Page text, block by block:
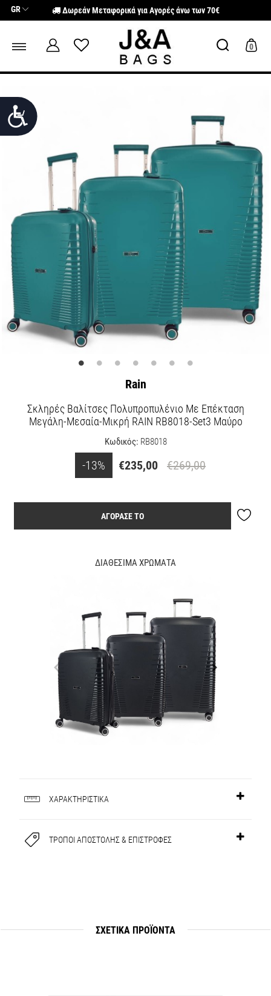
Σημείωση:
Αυτός
περιλαμβάνει
προσβασιμότητας.
Προσιτότητα
GR Δωρεάν Μεταφορικά για Αγορές άνω των 70€
0
Rain
Σκληρές Βαλίτσες Πολυπροπυλένιο Με Επέκταση
Μεγάλη-Μεσαία-Μικρή RAIN RB8018-Set3 Μαύρο
Κωδικός: RB8018
-13% €235,00 €269,00
ΑΓΟΡΑΣΕ ΤΟ
ΔΙΑΘΕΣΙΜΑ ΧΡΩΜΑΤΑ
ΧΑΡΑΚΤΗΡΙΣΤΙΚΑ
ΤΡΟΠΟΙ ΑΠΟΣΤΟΛΗΣ & ΕΠΙΣΤΡΟΦΕΣ
ΣΧΕΤΙΚΆ ΠΡΟΪΟΝΤΑ